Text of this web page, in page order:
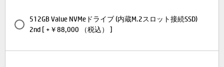
512GB Value NVMeドライブ (内蔵M.2スロット接続SSD)
2nd [ +￥88,000 （税込） ]